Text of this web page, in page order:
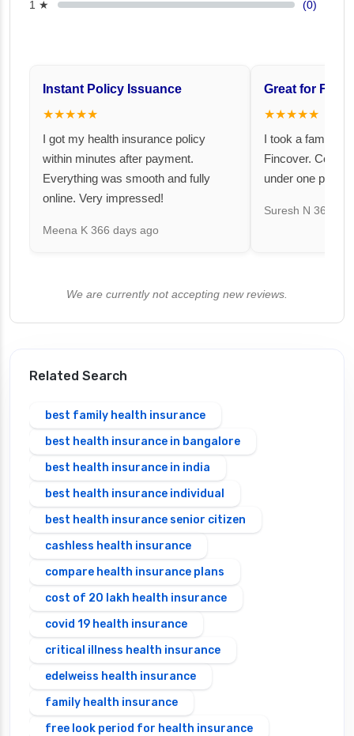
1 ★ (0)
Instant Policy Issuance
★★★★★
I got my health insurance policy
within minutes after payment.
Everything was smooth and fully
online. Very impressed!
Meena K 366 days ago
Great for
★★★★★
I took a family
Fincover.
under one
Suresh N 367
We are currently not accepting new reviews.
Related Search
best family health insurance
best health insurance in bangalore
best health insurance in india
best health insurance individual
best health insurance senior citizen
cashless health insurance
compare health insurance plans
cost of 20 lakh health insurance
covid 19 health insurance
critical illness health insurance
edelweiss health insurance
family health insurance
free look period for health insurance